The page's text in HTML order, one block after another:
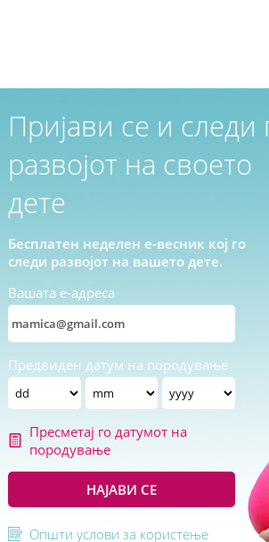
Пријави се и следи
развојот на своето
дете
Бесплатен неделен е-весник кој го
следи развојот на вашето дете.
Вашата е-адреса
Предвиден датум на породување
Пресметај го датумот на
породување
НАЈАВИ СЕ
Општи услови за користење